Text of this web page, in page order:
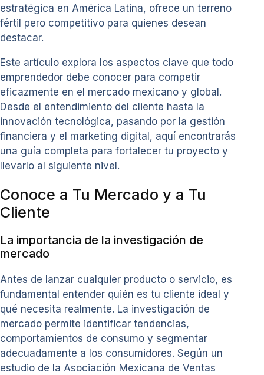
estratégica en América Latina, ofrece un terreno
fértil pero competitivo para quienes desean
destacar.
Este artículo explora los aspectos clave que todo
emprendedor debe conocer para competir
eficazmente en el mercado mexicano y global.
Desde el entendimiento del cliente hasta la
innovación tecnológica, pasando por la gestión
financiera y el marketing digital, aquí encontrarás
una guía completa para fortalecer tu proyecto y
llevarlo al siguiente nivel.
Conoce a Tu Mercado y a Tu
Cliente
La importancia de la investigación de
mercado
Antes de lanzar cualquier producto o servicio, es
fundamental entender quién es tu cliente ideal y
qué necesita realmente. La investigación de
mercado permite identificar tendencias,
comportamientos de consumo y segmentar
adecuadamente a los consumidores. Según un
estudio de la Asociación Mexicana de Ventas